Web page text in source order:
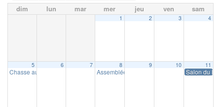
dim lun mar mer jeu ven sam
1 2 3 4
5
Chasse aux œufs
6 7 8
Assemblée générale de Masnystoria14 h 30
9 10 11
Salon du